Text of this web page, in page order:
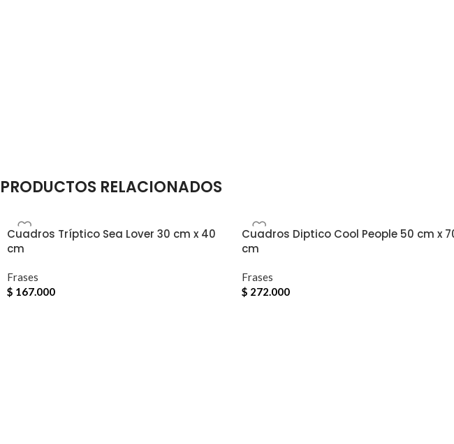
PRODUCTOS RELACIONADOS
Cuadros Tríptico Sea Lover 30 cm x 40
cm
Frases
$ 167.000
Cuadros Diptico Cool People 50 cm x
cm
Frases
$ 272.000